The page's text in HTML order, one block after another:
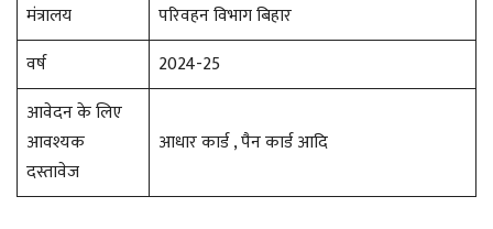
मंत्रालय
परिवहन विभाग बिहार
वर्ष
2024-25
आवेदन के लिए
आवश्यक
दस्तावेज
आधार कार्ड , पैन कार्ड आदि